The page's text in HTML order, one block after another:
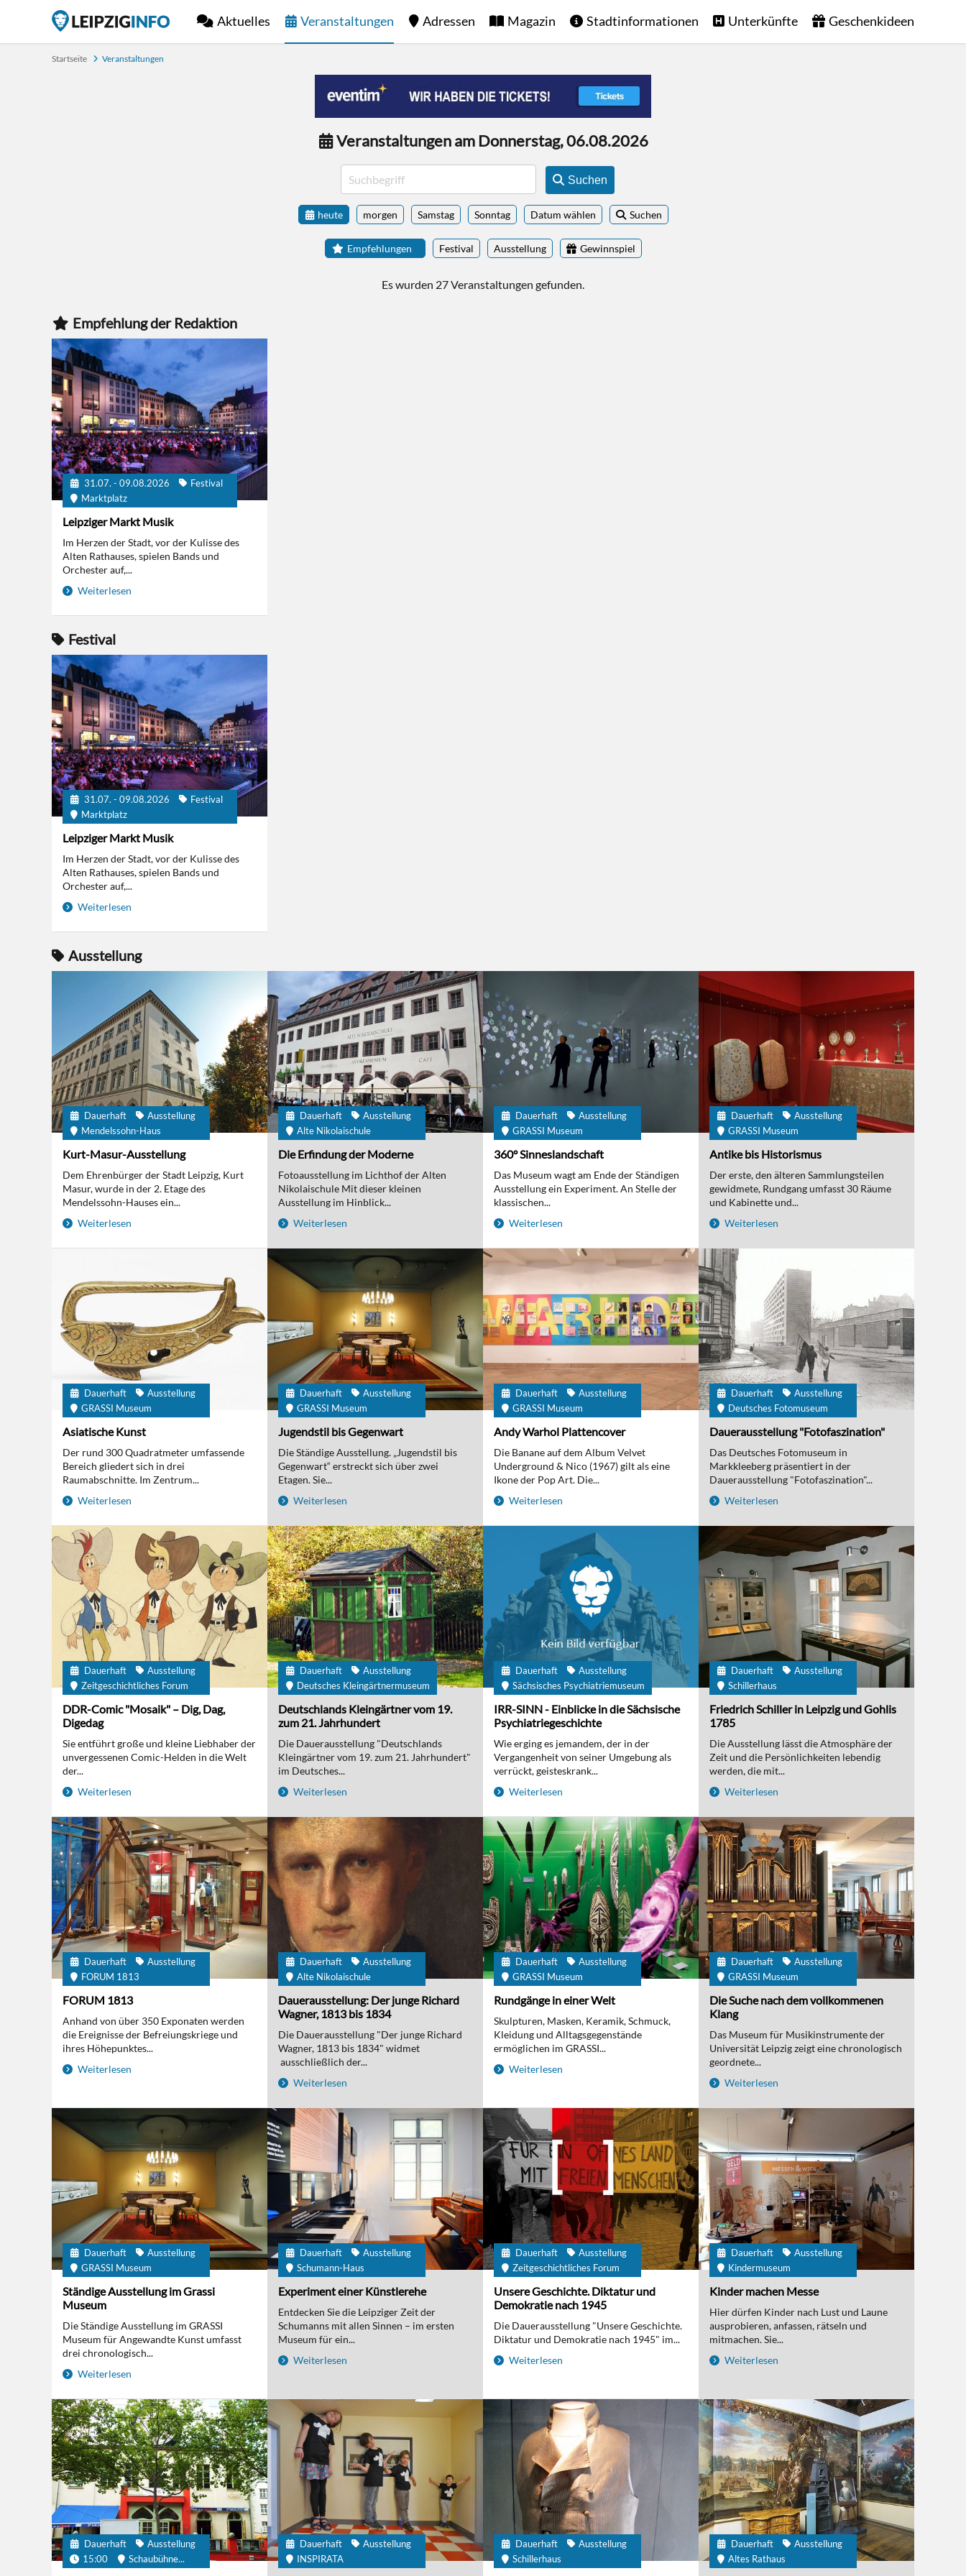
Aktuelles Veranstaltungen Adressen Magazin Stadtinformationen Unterkünfte Geschenkideen
Startseite Veranstaltungen
Veranstaltungen am Donnerstag, 06.08.2026
Suchen
heute morgen Samstag Sonntag Datum wählen Suchen
Empfehlungen Festival Ausstellung Gewinnspiel
Es wurden 27 Veranstaltungen gefunden.
Empfehlung der Redaktion
31.07. - 09.08.2026
Festival
Marktplatz
Leipziger Markt Musik
Im Herzen der Stadt, vor der Kulisse des
Alten Rathauses, spielen Bands und
Orchester auf,...
Weiterlesen
Festival
31.07. - 09.08.2026
Festival
Marktplatz
Leipziger Markt Musik
Im Herzen der Stadt, vor der Kulisse des
Alten Rathauses, spielen Bands und
Orchester auf,...
Weiterlesen
Ausstellung
Dauerhaft
Ausstellung
Mendelssohn-Haus
Kurt-Masur-Ausstellung
Dem Ehrenbürger der Stadt Leipzig, Kurt
Masur, wurde in der 2. Etage des
Mendelssohn-Hauses ein...
Weiterlesen
Dauerhaft
Ausstellung
Alte Nikolaischule
Die Erfindung der Moderne
Fotoausstellung im Lichthof der Alten
Nikolaischule Mit dieser kleinen
Ausstellung im Hinblick...
Weiterlesen
Dauerhaft
Ausstellung
GRASSI Museum
360° Sinneslandschaft
Das Museum wagt am Ende der Ständigen
Ausstellung ein Experiment. An Stelle der
klassischen...
Weiterlesen
Dauerhaft
Ausstellung
GRASSI Museum
Antike bis Historismus
Der erste, den älteren Sammlungsteilen
gewidmete, Rundgang umfasst 30 Räume
und Kabinette und...
Weiterlesen
Dauerhaft
Ausstellung
GRASSI Museum
Asiatische Kunst
Der rund 300 Quadratmeter umfassende
Bereich gliedert sich in drei
Raumabschnitte. Im Zentrum...
Weiterlesen
Dauerhaft
Ausstellung
GRASSI Museum
Jugendstil bis Gegenwart
Die Ständige Ausstellung. „Jugendstil bis
Gegenwart“ erstreckt sich über zwei
Etagen. Sie...
Weiterlesen
Dauerhaft
Ausstellung
GRASSI Museum
Andy Warhol Plattencover
Die Banane auf dem Album Velvet
Underground & Nico (1967) gilt als eine
Ikone der Pop Art. Die...
Weiterlesen
Dauerhaft
Ausstellung
Deutsches Fotomuseum
Dauerausstellung "Fotofaszination"
Das Deutsches Fotomuseum in
Markkleeberg präsentiert in der
Dauerausstellung "Fotofaszination"...
Weiterlesen
Dauerhaft
Ausstellung
Zeitgeschichtliches Forum
DDR-Comic "Mosaik" – Dig, Dag,
Digedag
Sie entführt große und kleine Liebhaber der
unvergessenen Comic-Helden in die Welt
der...
Weiterlesen
Dauerhaft
Ausstellung
Deutsches Kleingärtnermuseum
Deutschlands Kleingärtner vom 19.
zum 21. Jahrhundert
Die Dauerausstellung "Deutschlands
Kleingärtner vom 19. zum 21. Jahrhundert"
im Deutsches...
Weiterlesen
Dauerhaft
Ausstellung
Sächsisches Psychiatriemuseum
IRR-SINN - Einblicke in die Sächsische
Psychiatriegeschichte
Wie erging es jemandem, der in der
Vergangenheit von seiner Umgebung als
verrückt, geisteskrank...
Weiterlesen
Dauerhaft
Ausstellung
Schillerhaus
Friedrich Schiller in Leipzig und Gohlis
1785
Die Ausstellung lässt die Atmosphäre der
Zeit und die Persönlichkeiten lebendig
werden, die mit...
Weiterlesen
Dauerhaft
Ausstellung
FORUM 1813
FORUM 1813
Anhand von über 350 Exponaten werden
die Ereignisse der Befreiungskriege und
ihres Höhepunktes...
Weiterlesen
Dauerhaft
Ausstellung
Alte Nikolaischule
Dauerausstellung: Der junge Richard
Wagner, 1813 bis 1834
Die Dauerausstellung "Der junge Richard
Wagner, 1813 bis 1834" widmet
ausschließlich der...
Weiterlesen
Dauerhaft
Ausstellung
GRASSI Museum
Rundgänge in einer Welt
Skulpturen, Masken, Keramik, Schmuck,
Kleidung und Alltagsgegenstände
ermöglichen im GRASSI...
Weiterlesen
Dauerhaft
Ausstellung
GRASSI Museum
Die Suche nach dem vollkommenen
Klang
Das Museum für Musikinstrumente der
Universität Leipzig zeigt eine chronologisch
geordnete...
Weiterlesen
Dauerhaft
Ausstellung
GRASSI Museum
Ständige Ausstellung im Grassi
Museum
Die Ständige Ausstellung im GRASSI
Museum für Angewandte Kunst umfasst
drei chronologisch...
Weiterlesen
Dauerhaft
Ausstellung
Schumann-Haus
Experiment einer Künstlerehe
Entdecken Sie die Leipziger Zeit der
Schumanns mit allen Sinnen – im ersten
Museum für ein...
Weiterlesen
Dauerhaft
Ausstellung
Zeitgeschichtliches Forum
Unsere Geschichte. Diktatur und
Demokratie nach 1945
Die Dauerausstellung "Unsere Geschichte.
Diktatur und Demokratie nach 1945" im...
Weiterlesen
Dauerhaft
Ausstellung
Kindermuseum
Kinder machen Messe
Hier dürfen Kinder nach Lust und Laune
ausprobieren, anfassen, rätseln und
mitmachen. Sie...
Weiterlesen
Dauerhaft
Ausstellung
15:00
Schaubühne...
Dauerhaft
Ausstellung
INSPIRATA
Dauerhaft
Ausstellung
Schillerhaus
Dauerhaft
Ausstellung
Altes Rathaus